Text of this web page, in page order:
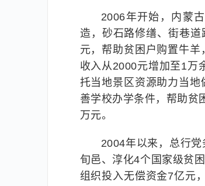
2006年开始，内蒙
造，砂石路修缮、街巷
元，帮助贫困户购置牛
收入从2000元增加至1万
托当地景区资源助力当
善学校办学条件，帮助贫
万元。
2004年以来，总行
旬邑、淳化4个国家级贫
组织投入无偿资金7亿元